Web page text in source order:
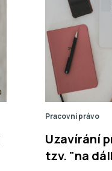
Pracovní právo
Uzavírání
tzv. "na